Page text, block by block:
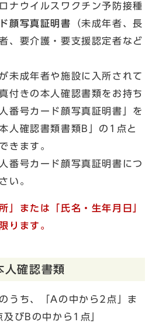
ナウイルスワクチン予防接種
顔写真証明書
（未成年者、長
、要介護・要支援認定者など
未成年者や施設に入所されて
付きの本人確認書類をお持ち
番号カード顔写真証明書」を
人確認書類書類B」の1点と
きます。
番号カード顔写真証明書につ
い。
」または「氏名・生年月日」
ります。
人確認書類
うち、「Aの中から2点」ま
びBの中から1点」